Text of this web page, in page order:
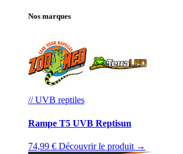
Nos marques
// UVB reptiles
Rampe T5 UVB Reptisun
74,99 € Découvrir le produit →